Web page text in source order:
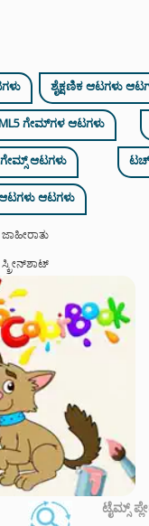
ಶೈಕ್ಷಣಿಕ ಆಟಗಳು
ಗೇಮ್‌ಗಳ ಆಟಗಳು
ಆಟಗಳು
ಆಟಗಳು ಆಟಗಳು
ಜಾಹೀರಾತು
ಸ್ಕ್ರೀನ್‌ಶಾಟ್
ಟೈಮ್ಸ್